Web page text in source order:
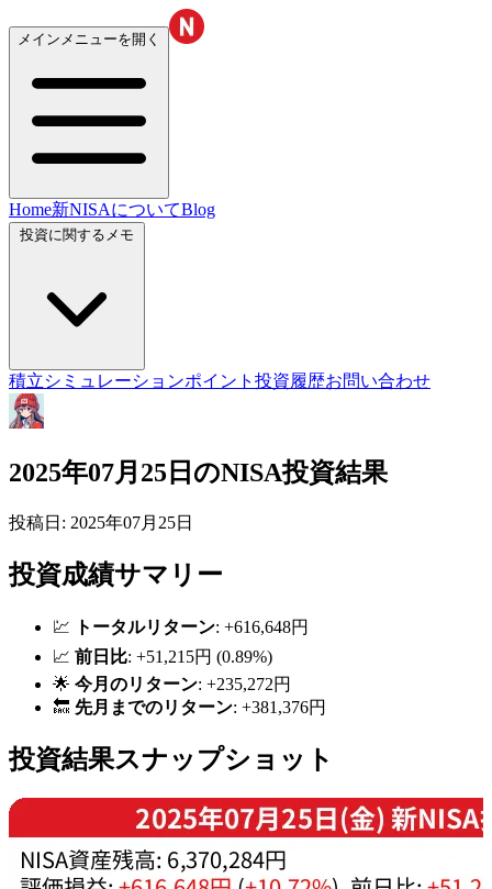
メインメニューを開く
Home新NISAについてBlog
積立シミュレーションポイント投資履歴お問い合わせ
2025年07月25日のNISA投資結果
投稿日: 2025年07月25日
投資成績サマリー
💹 トータルリターン: +616,648円
📈 前日比: +51,215円 (0.89%)
🌟 今月のリターン: +235,272円
🔙 先月までのリターン: +381,376円
投資結果スナップショット